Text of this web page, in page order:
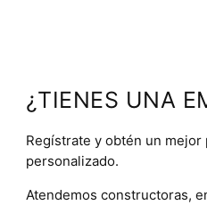
¿TIENES UNA
Regístrate y obtén un
personalizado.
Atendemos constructoras,